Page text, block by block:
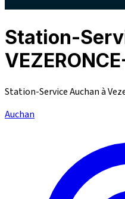
Station-
Station-Service Auchan à
Auchan